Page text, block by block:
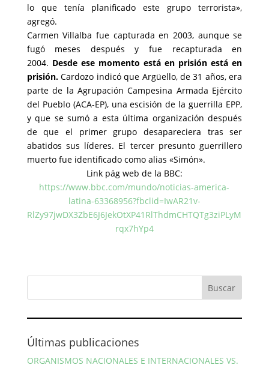
lo que tenía planificado este grupo terrorista»,
agregó.
Carmen Villalba fue capturada en 2003, aunque se
fugó meses después y fue recapturada en
2004. Desde ese momento está en prisión está en
prisión.Cardozo indicó que Argüello, de 31 años, era
parte de la Agrupación Campesina Armada Ejército
del Pueblo (ACA-EP), una escisión de la guerrilla EPP,
y que se sumó a esta última organización después
de que el primer grupo desapareciera tras ser
abatidos sus líderes. El tercer presunto guerrillero
muerto fue identificado como alias «Simón».
Link pág web de la BBC:
https://www.bbc.com/mundo/noticias-america-
latina-63368956?fbclid=IwAR21v-
RlZy97jwDX3ZbE6J6JekOtXP41RlThdmCHTQTg3ziPLyM
rqx7hYp4
Últimas publicaciones
ORGANISMOS NACIONALES E INTERNACIONALES VS.